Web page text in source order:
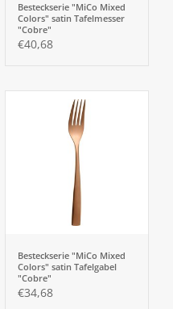
Besteckserie "MiCo Mixed
Colors" satin Tafelmesser
"Cobre"
€40,68
Besteckserie "MiCo Mixed
Colors" satin Tafelgabel
"Cobre"
€34,68